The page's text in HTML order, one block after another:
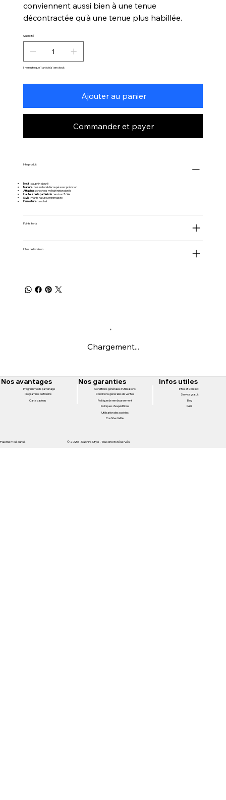
conviennent aussi bien à une tenue
décontractée qu’à une tenue plus habillée.
Quantité
Il ne reste que 1 article(s) en stock
Ajouter au panier
Commander et payer
Info produit
Motif :dauphin ajouré
Matière :bois naturel découpé avec précision
Attaches :crochets métal finition dorée
Hauteur de la partie bois :environ3 cm
Style :marin, naturel, minimaliste
Fermeture :crochet
Points forts
Infos de livraison
Chargement...
Nos avantages Nos garanties Infos utiles
Programme de parrainage
Programme de fidélité
Carte cadeau
Conditions générales d'utilisations
Conditions générales de ventes
Infos et Contact
Politique de remboursement
Service gratuit
Politiques d'expéditions
Blog
Confidentialité
Utilisation des cookies
FAQ
Paiement sécurisé © 2026 - Saphira Style - Tous droits réservés